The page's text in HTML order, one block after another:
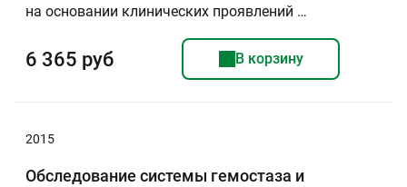
на основании клинических проявлений …
6 365 руб В корзину
2015
Обследование системы гемостаза и